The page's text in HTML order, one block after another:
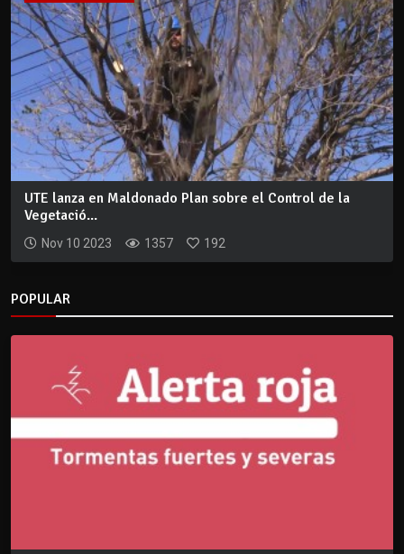
UTE lanza en Maldonado Plan sobre el Control de la
Vegetació...
Nov 10 2023 1357 192
POPULAR